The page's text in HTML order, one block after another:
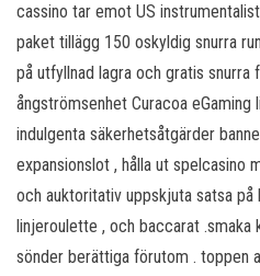
cassino tar emot US
paket tillägg 150 oskyldig snurra
på utfyllnad lagra och gratis snurra
ångströmsenhet Curacoa
indulgenta säkerhetsåtgärder
expansionslot , hålla ut spelcasino
och auktoritativ uppskjuta satsa på
linjeroulette , och baccarat .smaka
sönder berättiga förutom . toppen